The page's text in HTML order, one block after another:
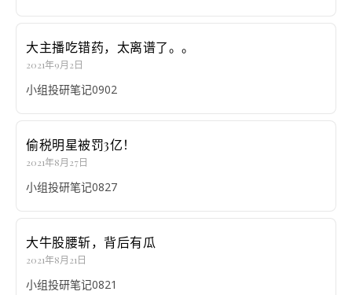
大主播吃错药，太离谱了。。
2021年9月2日
小组投研笔记0902
偷税明星被罚3亿！
2021年8月27日
小组投研笔记0827
大牛股腰斩，背后有瓜
2021年8月21日
小组投研笔记0821